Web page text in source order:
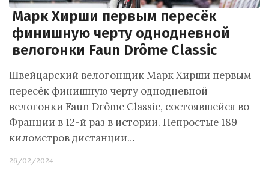
Марк Хирши первым пересёк
финишную черту однодневной
велогонки Faun Drôme Classic
Швейцарский велогонщик Марк Хирши первым
пересёк финишную черту однодневной
велогонки Faun Drôme Classic, состоявшейся во
Франции в 12-й раз в истории. Непростые 189
километров дистанции…
26/02/2024